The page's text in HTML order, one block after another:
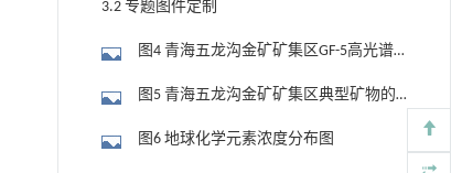
3.2 专题图件定制
图4 青海五龙沟金矿矿集区GF-5高光谱
图5 青海五龙沟金矿矿集区典型矿物的
图6 地球化学元素浓度分布图